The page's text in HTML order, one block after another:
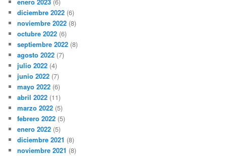
diciembre 2022 (6)
noviembre 2022 (8)
octubre 2022 (6)
septiembre 2022 (8)
agosto 2022 (7)
julio 2022 (4)
junio 2022 (7)
mayo 2022 (6)
abril 2022 (11)
marzo 2022 (5)
febrero 2022 (5)
enero 2022 (5)
diciembre 2021 (8)
noviembre 2021 (8)